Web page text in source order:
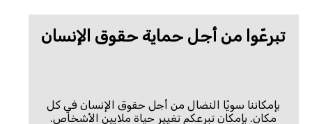
تبرعّوا من أجل حماية حقوق الإنسان
بإمكاننا سويًا النضال من أجل حقوق الإنسان في كل
مكان. بإمكان تبرعكم تغيير حياة ملايين الأشخاص.